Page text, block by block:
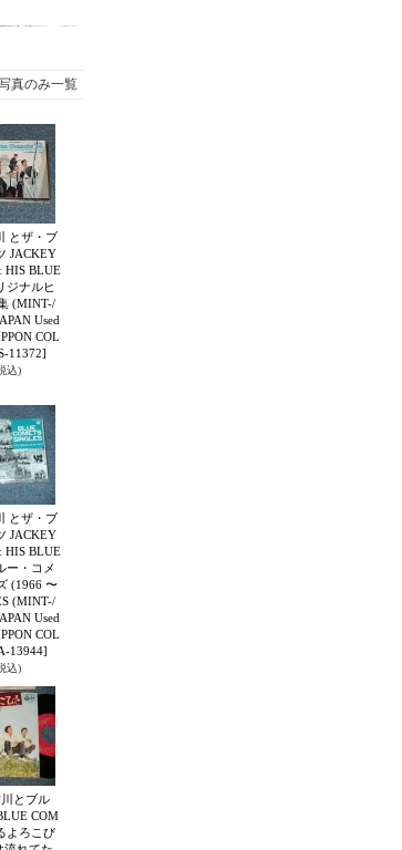
のみ一覧
とザ・ブ
JACKEY
HIS BLUE
ジナルヒ
(MINT-/
Used
COL
11372]
込)
とザ・ブ
JACKEY
HIS BLUE
ー・コメ
(1966 〜
(MINT-/
Used
COL
13944]
込)
とブル
COM
よろこび